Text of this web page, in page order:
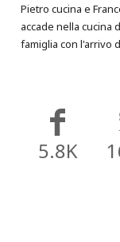
Pietro cucina e
accade nella cucina
famiglia con l'arrivo
5.8K